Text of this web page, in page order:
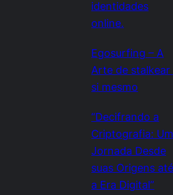
identidades
online.
Egosurfing – A
Arte de stalkear
si mesmo
“Decifrando a
Criptografia:
Jornada Desde
suas Origens até
a Era Digital”